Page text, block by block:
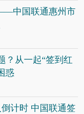
中国联通惠州市
？从一起“签到红
惑
计时 中国联通签